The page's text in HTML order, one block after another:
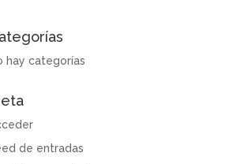
hay categorías
de entradas